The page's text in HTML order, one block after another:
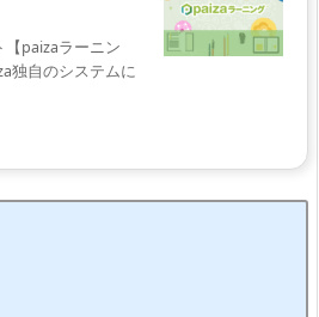
paizaラーニン
独自のシステムに